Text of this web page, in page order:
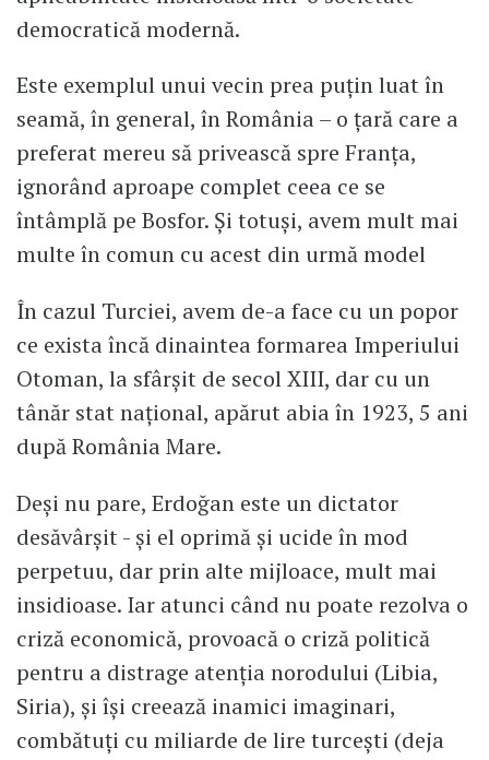
democratică modernă.
Este exemplul unui vecin prea puțin luat în
seamă, în general, în România – o țară care a
preferat mereu să privească spre Franța,
ignorând aproape complet ceea ce se
întâmplă pe Bosfor. Și totuși, avem mult mai
multe în comun cu acest din urmă model
În cazul Turciei, avem de-a face cu un popor
ce exista încă dinaintea formarea Imperiului
Otoman, la sfârșit de secol XIII, dar cu un
tânăr stat național, apărut abia în 1923, 5 ani
după România Mare.
Deși nu pare, Erdoğan este un dictator
desăvârșit - și el oprimă și ucide în mod
perpetuu, dar prin alte mijloace, mult mai
insidioase. Iar atunci când nu poate rezolva o
criză economică, provoacă o criză politică
pentru a distrage atenția norodului (Libia,
Siria), și își creează inamici imaginari,
combătuți cu miliarde de lire turcești (deja